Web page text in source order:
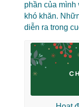
phần của
khó khăn.
diễn ra trong